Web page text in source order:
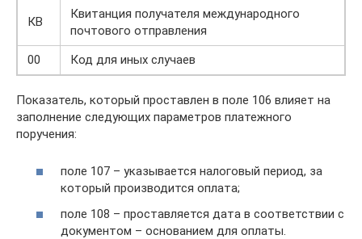
КВ
Квитанция получателя международного
почтового отправления
00
Код для иных случаев
Показатель, который проставлен в поле 106 влияет на
заполнение следующих параметров платежного
поручения:
поле 107 – указывается налоговый период, за
который производится оплата;
поле 108 – проставляется дата в соответствии с
документом – основанием для оплаты.